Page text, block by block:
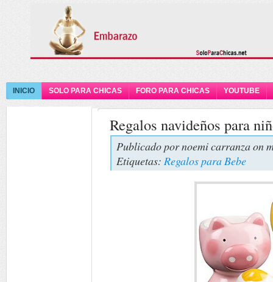
INICIO SOLO PARA CHICAS FORO PARA CHICAS YOUTUBE
Regalos navideños para
Publicado pornoemi carranzaon
Etiquetas: Regalos para Bebe